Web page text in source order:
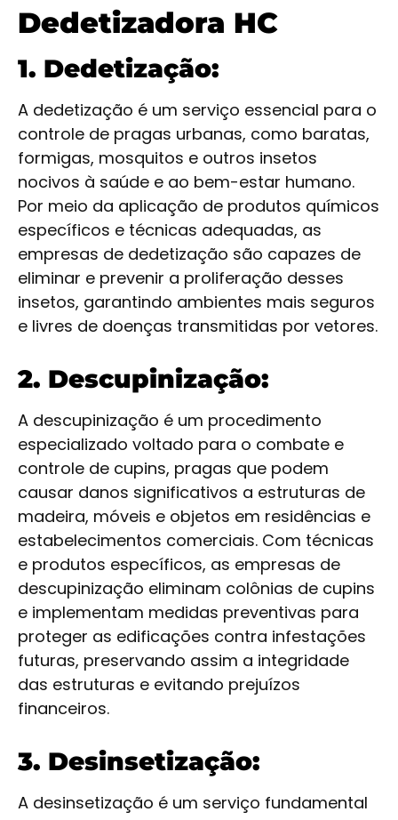
Dedetizadora HC
1. Dedetização:
A dedetização é um serviço essencial para o
controle de pragas urbanas, como baratas,
formigas, mosquitos e outros insetos
nocivos à saúde e ao bem-estar humano.
Por meio da aplicação de produtos químicos
específicos e técnicas adequadas, as
empresas de dedetização são capazes de
eliminar e prevenir a proliferação desses
insetos, garantindo ambientes mais seguros
e livres de doenças transmitidas por vetores.
2. Descupinização:
A descupinização é um procedimento
especializado voltado para o combate e
controle de cupins, pragas que podem
causar danos significativos a estruturas de
madeira, móveis e objetos em residências e
estabelecimentos comerciais. Com técnicas
e produtos específicos, as empresas de
descupinização eliminam colônias de cupins
e implementam medidas preventivas para
proteger as edificações contra infestações
futuras, preservando assim a integridade
das estruturas e evitando prejuízos
financeiros.
3. Desinsetização:
A desinsetização é um serviço fundamental